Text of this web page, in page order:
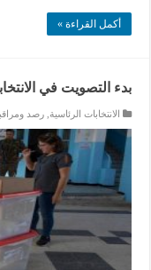
أكمل القراءة »
بدء التصويت في
الانتخابات الرئاسية ,رصد